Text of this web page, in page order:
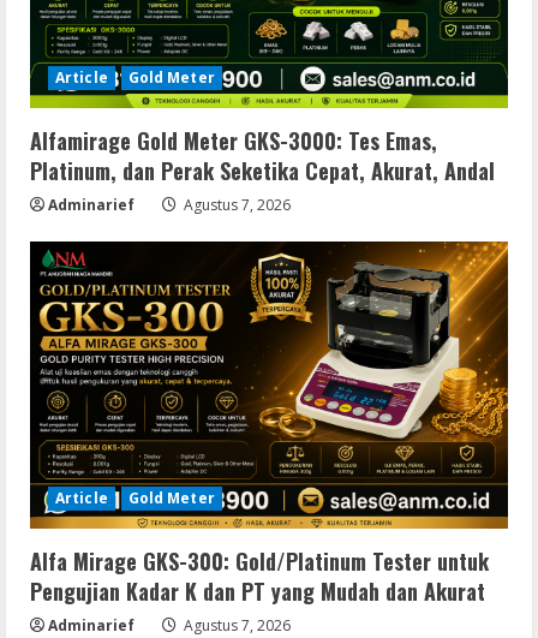
Article Gold Meter
Alfamirage Gold Meter GKS-3000: Tes Emas,
Platinum, dan Perak Seketika Cepat, Akurat, Andal
Adminarief Agustus 7, 2026
Article Gold Meter
Alfa Mirage GKS-300: Gold/Platinum Tester untuk
Pengujian Kadar K dan PT yang Mudah dan Akurat
Adminarief Agustus 7, 2026